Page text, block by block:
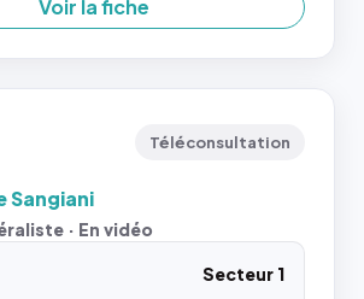
Voir la fiche
Téléconsultation
Sangiani
· En vidéo
Secteur 1